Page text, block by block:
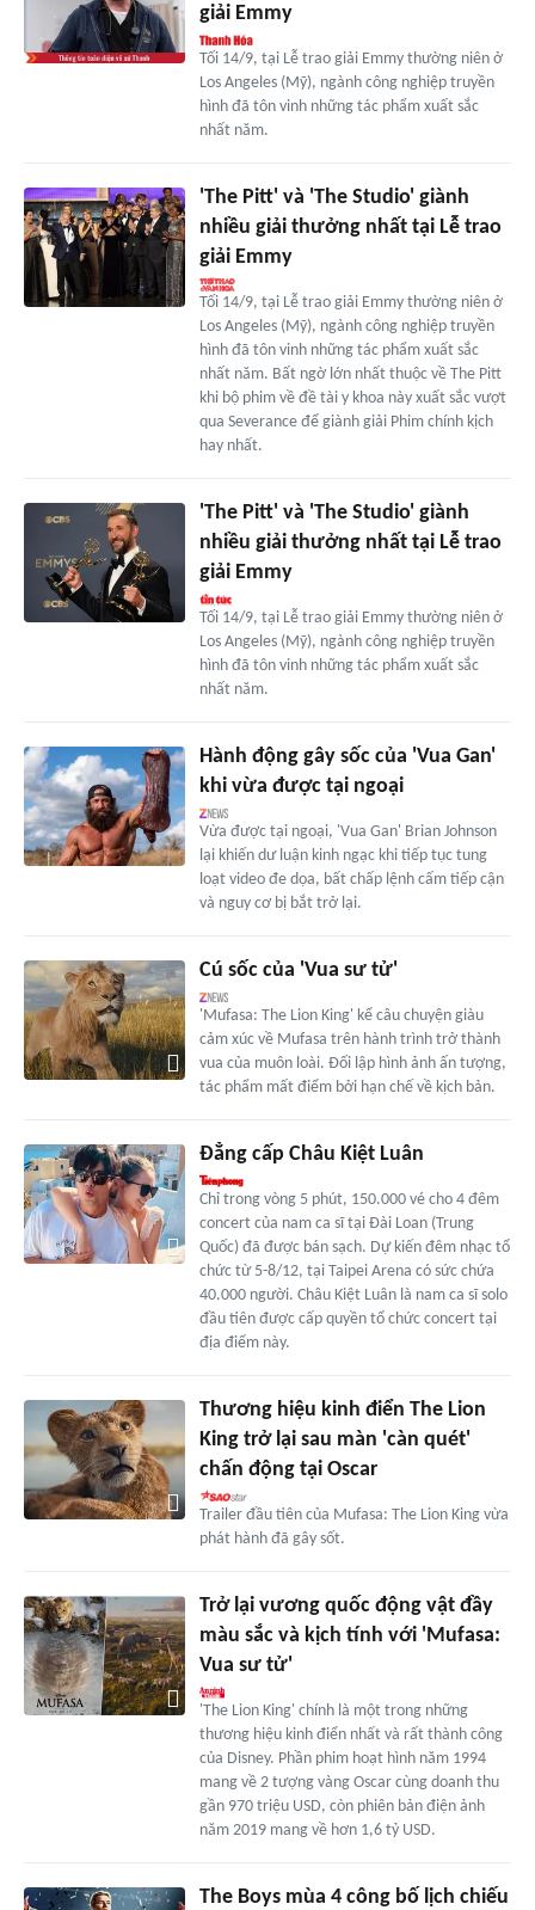
giải Emmy
Tối 14/9, tại Lễ trao giải Emmy thường niên ở
Los Angeles (Mỹ), ngành công nghiệp truyền
hình đã tôn vinh những tác phẩm xuất sắc
nhất năm.
'The Pitt' và 'The Studio' giành
nhiều giải thưởng nhất tại Lễ trao
giải Emmy
Tối 14/9, tại Lễ trao giải Emmy thường niên ở
Los Angeles (Mỹ), ngành công nghiệp truyền
hình đã tôn vinh những tác phẩm xuất sắc
nhất năm. Bất ngờ lớn nhất thuộc về The Pitt
khi bộ phim về đề tài y khoa này xuất sắc vượt
qua Severance để giành giải Phim chính kịch
hay nhất.
'The Pitt' và 'The Studio' giành
nhiều giải thưởng nhất tại Lễ trao
giải Emmy
Tối 14/9, tại Lễ trao giải Emmy thường niên ở
Los Angeles (Mỹ), ngành công nghiệp truyền
hình đã tôn vinh những tác phẩm xuất sắc
nhất năm.
Hành động gây sốc của 'Vua Gan'
khi vừa được tại ngoại
Vừa được tại ngoại, 'Vua Gan' Brian Johnson
lại khiến dư luận kinh ngạc khi tiếp tục tung
loạt video đe dọa, bất chấp lệnh cấm tiếp cận
và nguy cơ bị bắt trở lại.
Cú sốc của 'Vua sư tử'
'Mufasa: The Lion King' kể câu chuyện giàu
cảm xúc về Mufasa trên hành trình trở thành
vua của muôn loài. Đối lập hình ảnh ấn tượng,
tác phẩm mất điểm bởi hạn chế về kịch bản.
Đẳng cấp Châu Kiệt Luân
Chỉ trong vòng 5 phút, 150.000 vé cho 4 đêm
concert của nam ca sĩ tại Đài Loan (Trung
Quốc) đã được bán sạch. Dự kiến đêm nhạc tổ
chức từ 5-8/12, tại Taipei Arena có sức chứa
40.000 người. Châu Kiệt Luân là nam ca sĩ solo
đầu tiên được cấp quyền tổ chức concert tại
địa điểm này.
Thương hiệu kinh điển The Lion
King trở lại sau màn 'càn quét'
chấn động tại Oscar
Trailer đầu tiên của Mufasa: The Lion King vừa
phát hành đã gây sốt.
Trở lại vương quốc động vật đầy
màu sắc và kịch tính với 'Mufasa:
Vua sư tử'
'The Lion King' chính là một trong những
thương hiệu kinh điển nhất và rất thành công
của Disney. Phần phim hoạt hình năm 1994
mang về 2 tượng vàng Oscar cùng doanh thu
gần 970 triệu USD, còn phiên bản điện ảnh
năm 2019 mang về hơn 1,6 tỷ USD.
The Boys mùa 4 công bố lịch chiếu